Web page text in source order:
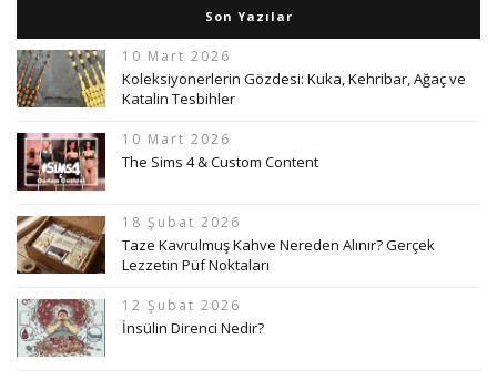
Son Yazılar
10 Mart 2026
Koleksiyonerlerin Gözdesi: Kuka, Kehribar, Ağaç ve
Katalin Tesbihler
10 Mart 2026
The Sims 4 & Custom Content
18 Şubat 2026
Taze Kavrulmuş Kahve Nereden Alınır? Gerçek
Lezzetin Püf Noktaları
12 Şubat 2026
İnsülin Direnci Nedir?